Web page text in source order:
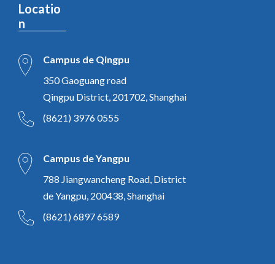
Locatio
n
Campus de Qingpu
350 Gaoguang road
Qingpu District, 201702, Shanghai
(8621) 3976 0555
Campus de Yangpu
788 Jiangwancheng Road, District
de Yangpu, 200438, Shanghai
(8621) 6897 6589